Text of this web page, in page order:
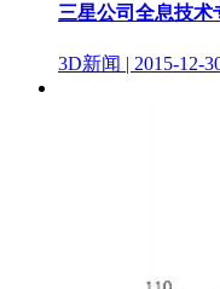
三星公司全息技术
3D新闻 | 2015-12-